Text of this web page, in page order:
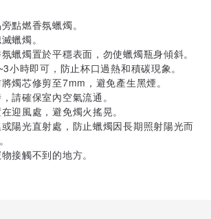
點燃香氛蠟燭。
蠟燭。
蠟燭置於平穩表面，勿使蠟燭瓶身傾斜。
小時即可，防止杯口過熱和積碳現象。
燭芯修剪至7mm，避免產生黑煙。
請確保室內空氣流通。
迎風處，避免燭火搖晃。
陽光直射處，防止蠟燭因長期照射陽光而
接觸不到的地方。